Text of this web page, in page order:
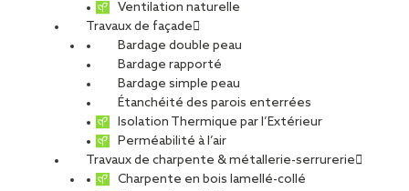
Ventilation naturelle
Travaux de façade
Bardage double peau
Bardage rapporté
Bardage simple peau
Étanchéité des parois enterrées
Isolation Thermique par l’Extérieur
Perméabilité à l’air
Travaux de charpente & métallerie-serrurerie
Charpente en bois lamellé-collé